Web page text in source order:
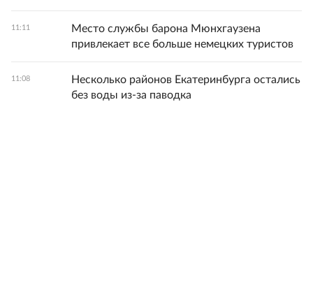
11:11
Место службы барона Мюнхгаузена
привлекает все больше немецких туристов
11:08
Несколько районов Екатеринбурга остались
без воды из-за паводка